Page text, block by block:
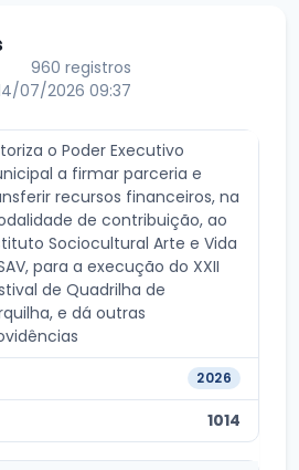
960 registros
07/2026 09:37
o Poder Executivo
a firmar parceria e
recursos financeiros, na
de contribuição, ao
Sociocultural Arte e Vida
para a execução do XXII
de Quadrilha de
e dá outras
2026
1014